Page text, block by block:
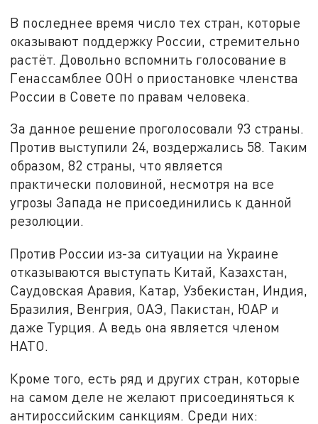
В последнее время число тех стран, которые
оказывают поддержку России, стремительно
растёт. Довольно вспомнить голосование в
Генассамблее ООН о приостановке членства
России в Совете по правам человека.
За данное решение проголосовали 93 страны.
Против выступили 24, воздержались 58. Таким
образом, 82 страны, что является
практически половиной, несмотря на все
угрозы Запада не присоединились к данной
резолюции.
Против России из-за ситуации на Украине
отказываются выступать Китай, Казахстан,
Саудовская Аравия, Катар, Узбекистан, Индия,
Бразилия, Венгрия, ОАЭ, Пакистан, ЮАР и
даже Турция. А ведь она является членом
НАТО.
Кроме того, есть ряд и других стран, которые
на самом деле не желают присоединяться к
антироссийским санкциям. Среди них: